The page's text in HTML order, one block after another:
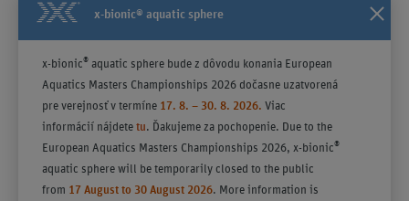
x-bionic® aquatic sphere
x-bionic® aquatic sphere bude z dôvodu konania European
Aquatics Masters Championships 2026 dočasne uzatvorená
pre verejnosť v termíne 17. 8. – 30. 8. 2026. Viac
informácií nájdete tu. Ďakujeme za pochopenie. Due to the
European Aquatics Masters Championships 2026, x-bionic®
aquatic sphere will be temporarily closed to the public
from 17 August to 30 August 2026. More information is
Kontakty
Všeobecné obchodné podmienky účinné od 23.04.2025
Poučenie
Politika ochrany súkromia